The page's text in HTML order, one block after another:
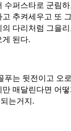
수퍼스타로 군림
추켜세우고 또
다리처럼 그을
게 된다.
푸는 뒷전이고 오
매달린다면 어
는거지.